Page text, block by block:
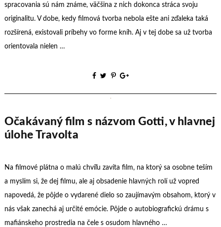
spracovania sú nám známe, väčšina z nich dokonca stráca svoju
originalitu. V dobe, kedy filmová tvorba nebola ešte ani zďaleka taká
rozšírená, existovali príbehy vo forme kníh. Aj v tej dobe sa už tvorba
orientovala nielen …
Očakávaný film s názvom Gotti, v hlavnej
úlohe Travolta
Na filmové plátna o malú chvíľu zavíta film, na ktorý sa osobne teším
a myslím si, že dej filmu, ale aj obsadenie hlavných rolí už vopred
napovedá, že pôjde o vydarené dielo so zaujímavým obsahom, ktorý v
nás však zanechá aj určité emócie. Pôjde o autobiografickú drámu s
mafiánskeho prostredia na čele s osudom hlavného …